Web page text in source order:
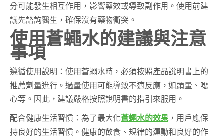
分可能發生相互作用，影響藥效或導致副作用。使用前建
議先諮詢醫生，確保沒有藥物衝突。
使用蒼蠅水的建議與注意
事項
遵循使用說明：使用蒼蠅水時，必須按照產品說明書上的
推薦劑量進行。過量使用可能導致不適反應，如頭暈、噁
心等。因此，建議嚴格按照說明書的指引來服用。
配合健康生活習慣：為了最大化蒼蠅水的效果 ，用戶應保
持良好的生活習慣。健康的飲食、規律的運動和良好的作